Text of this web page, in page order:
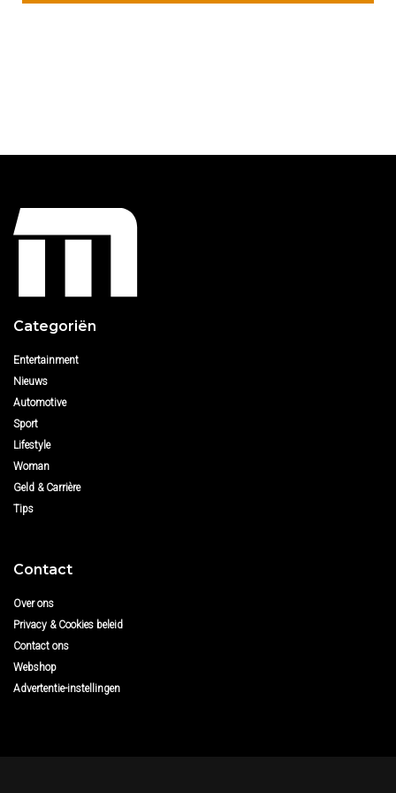
Categoriën
Entertainment
Nieuws
Automotive
Sport
Lifestyle
Woman
Geld & Carrière
Tips
Contact
Over ons
Privacy & Cookies beleid
Contact ons
Webshop
Advertentie-instellingen